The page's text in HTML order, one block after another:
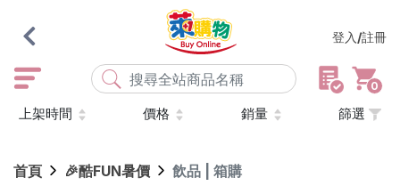
登入/註冊
0
店取 常溫 宅配 米大師 黑丸
上架時間 價格 銷量 篩選
首頁 🎉酷FUN暑價 飲品 | 箱購